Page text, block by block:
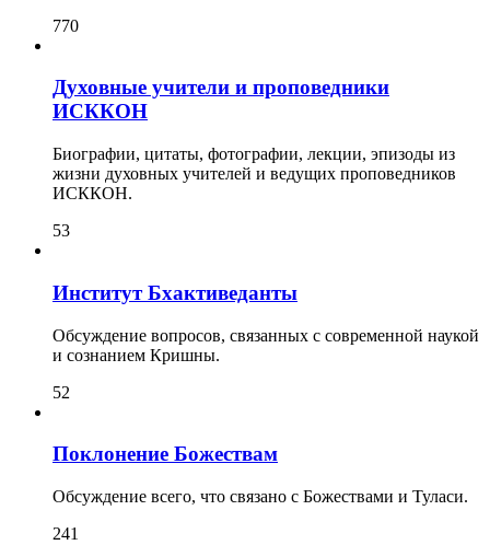
770
Духовные учители и проповедники
ИСККОН
Биографии, цитаты, фотографии, лекции, эпизоды из
жизни духовных учителей и ведущих проповедников
ИСККОН.
53
Институт Бхактиведанты
Обсуждение вопросов, связанных с современной наукой
и сознанием Кришны.
52
Поклонение Божествам
Обсуждение всего, что связано с Божествами и Туласи.
241